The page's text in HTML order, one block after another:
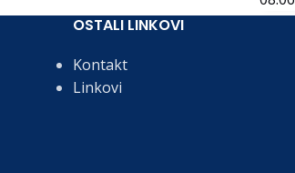
OSTALI LINKOVI
Kontakt
Linkovi